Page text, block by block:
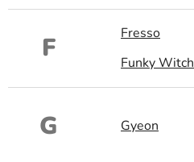
F
Fresso
Funky Witch
G Gyeon